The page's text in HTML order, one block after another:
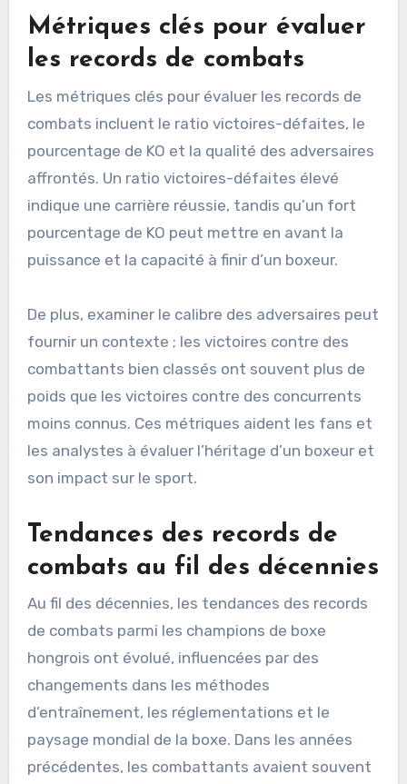
Métriques clés pour évaluer
les records de combats
Les métriques clés pour évaluer les records de
combats incluent le ratio victoires-défaites, le
pourcentage de KO et la qualité des adversaires
affrontés. Un ratio victoires-défaites élevé
indique une carrière réussie, tandis qu’un fort
pourcentage de KO peut mettre en avant la
puissance et la capacité à finir d’un boxeur.
De plus, examiner le calibre des adversaires peut
fournir un contexte ; les victoires contre des
combattants bien classés ont souvent plus de
poids que les victoires contre des concurrents
moins connus. Ces métriques aident les fans et
les analystes à évaluer l’héritage d’un boxeur et
son impact sur le sport.
Tendances des records de
combats au fil des décennies
Au fil des décennies, les tendances des records
de combats parmi les champions de boxe
hongrois ont évolué, influencées par des
changements dans les méthodes
d’entraînement, les réglementations et le
paysage mondial de la boxe. Dans les années
précédentes, les combattants avaient souvent